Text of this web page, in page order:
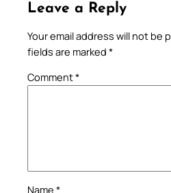
Leave a Reply
Your email address will not be
fields are marked *
Comment*
Name *